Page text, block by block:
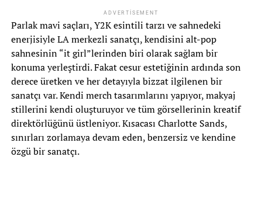
ADVERTISEMENT
Parlak mavi saçları, Y2K esintili tarzı ve sahnedeki
enerjisiyle LA merkezli sanatçı, kendisini alt-pop
sahnesinin “it girl”lerinden biri olarak sağlam bir
konuma yerleştirdi. Fakat cesur estetiğinin ardında son
derece üretken ve her detayıyla bizzat ilgilenen bir
sanatçı var. Kendi merch tasarımlarını yapıyor, makyaj
stillerini kendi oluşturuyor ve tüm görsellerinin kreatif
direktörlüğünü üstleniyor. Kısacası Charlotte Sands,
sınırları zorlamaya devam eden, benzersiz ve kendine
özgü bir sanatçı.